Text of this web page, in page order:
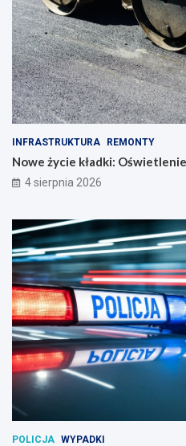
INFRASTRUKTURA REMONTY
Nowe życie kładki:
4 sierpnia 2026
POLICJA WYPADKI